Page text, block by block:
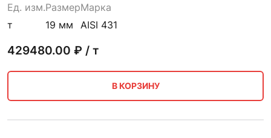
Ед. изм.
т
Размер
19 мм
Марка
AISI 431
429480.00 ₽ / т
В КОРЗИНУ